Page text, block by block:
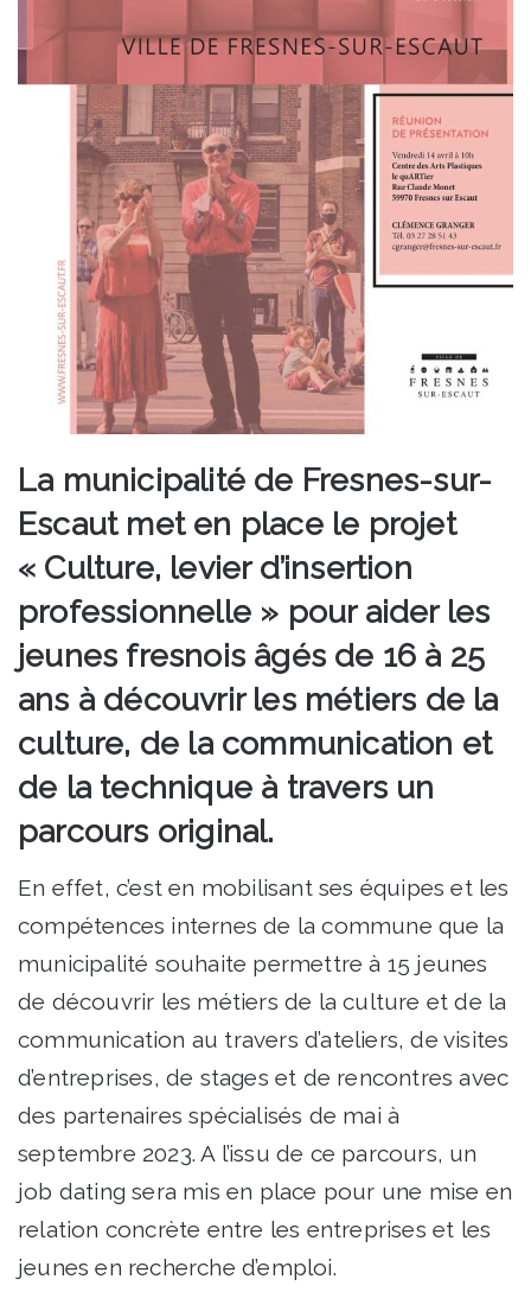
La municipalité de Fresnes-sur-
Escaut met en place le projet
« Culture, levier d’insertion
professionnelle » pour aider les
jeunes fresnois âgés de 16 à 25
ans à découvrir les métiers de la
culture, de la communication et
de la technique à travers un
parcours original.
En effet, c’est en mobilisant ses équipes et les
compétences internes de la commune que la
municipalité souhaite permettre à 15 jeunes
de découvrir les métiers de la culture et de la
communication au travers d’ateliers, de visites
d’entreprises, de stages et de rencontres avec
des partenaires spécialisés de mai à
septembre 2023. A l’issu de ce parcours, un
job dating sera mis en place pour une mise en
relation concrète entre les entreprises et les
jeunes en recherche d’emploi.